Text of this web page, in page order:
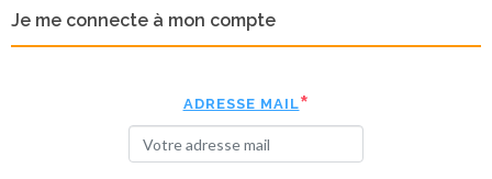
Je me connecte à mon compte
ADRESSE MAIL